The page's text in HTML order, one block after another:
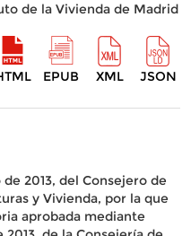
de la Vivienda de Madrid
EPUB XML JSON
2013, del Consejero de
y Vivienda, por la que
aprobada mediante